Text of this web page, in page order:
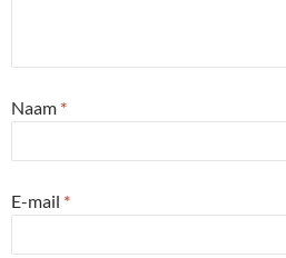
Naam *
E-mail *